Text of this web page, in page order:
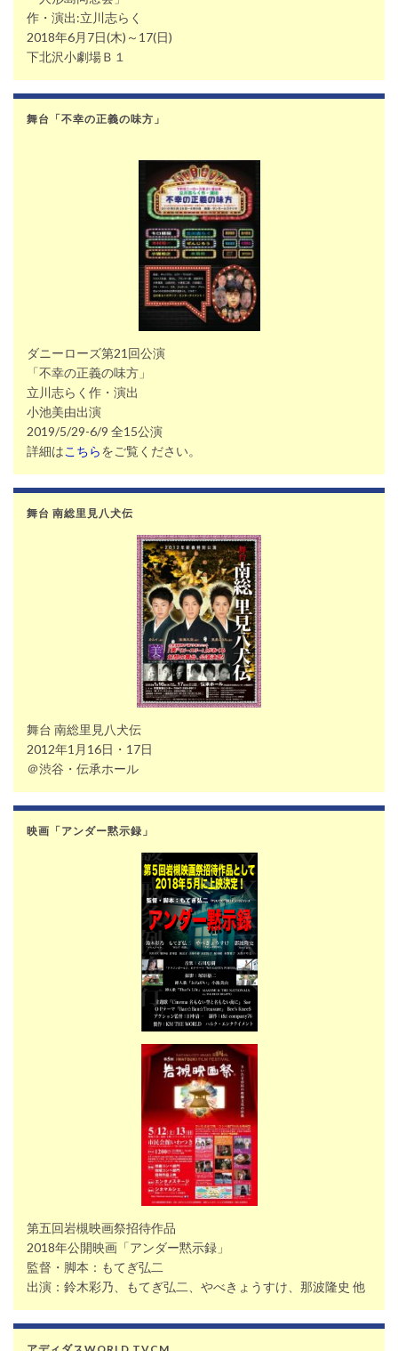
作・演出:立川志らく
2018年6月7日(木)～17(日)
下北沢小劇場Ｂ１
舞台「不幸の正義の味方」
ダニーローズ第21回公演
「不幸の正義の味方」
立川志らく作・演出
小池美由出演
2019/5/29-6/9 全15公演
詳細はこちらをご覧ください。
舞台 南総里見八犬伝
舞台 南総里見八犬伝
2012年1月16日・17日
＠渋谷・伝承ホール
映画「アンダー黙示録」
第五回岩槻映画祭招待作品
2018年公開映画「アンダー黙示録」
監督・脚本：もてぎ弘二
出演：鈴木彩乃、もてぎ弘二、やべきょうすけ、那波隆史 他